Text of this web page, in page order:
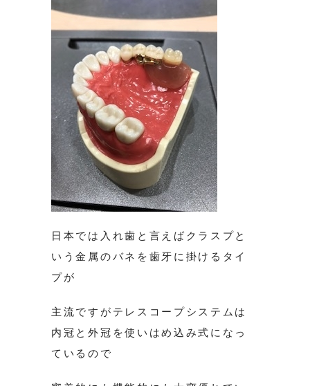
日本では入れ歯と言えばクラスプと
いう金属のバネを歯牙に掛けるタイ
プが
主流ですがテレスコープシステムは
内冠と外冠を使いはめ込み式になっ
ているので